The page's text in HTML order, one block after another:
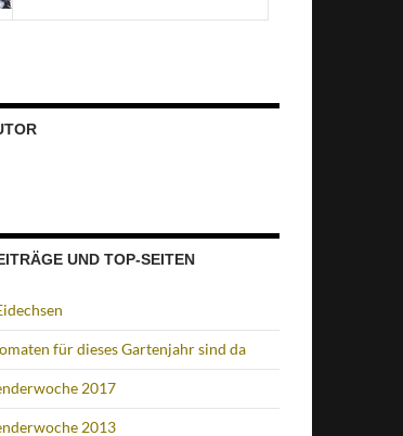
UND TOP-SEITEN
für dieses Gartenjahr sind da
2017
2013